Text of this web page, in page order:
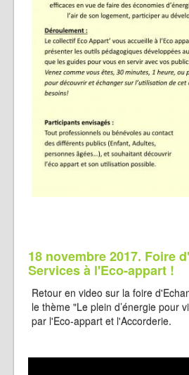
18 novembre 2017. Foire
Services à l'Eco-appart !
Retour en video sur la foire
le thème "Le plein d’énergie pour
par l'Eco-appart et l'Accorderie.